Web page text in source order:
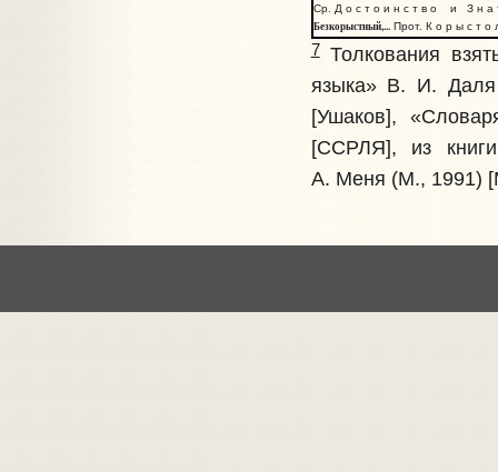
Ср. Д о с т о и н с т в о и З н а
Безкорыстный,... Прот. К о р ы с т о
7Толкования
языка» В. И. Даля
[Ушаков],
[ССРЛЯ], из
А. Меня (М., 1991)